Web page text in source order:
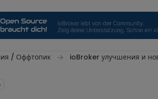
/ Оффтопик ioBroker улучшения и